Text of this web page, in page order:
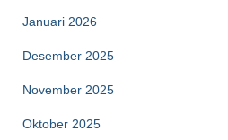
Januari 2026
Desember 2025
November 2025
Oktober 2025